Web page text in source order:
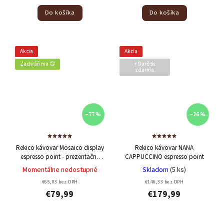
Do košíka Do košíka
Akcia
Zachráň ma 😋
–77 %
Rekico kávovar Mosaico display
espresso point - prezentačný
produkt
Momentálne nedostupné
€65,03 bez DPH
€79,99
Akcia
+ Darček
zdarma
–26 %
Rekico kávovar NANA
CAPPUCCINO espresso point
Skladom (5 ks)
€146,33 bez DPH
€179,99